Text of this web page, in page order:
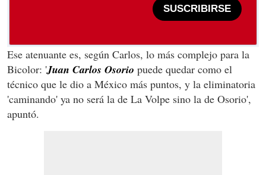
SUSCRIBIRSE
Ese atenuante es, según Carlos, lo más complejo para la
Bicolor: 'Juan Carlos Osorio puede quedar como el
técnico que le dio a México más puntos, y la eliminatoria
'caminando' ya no será la de La Volpe sino la de Osorio',
apuntó.